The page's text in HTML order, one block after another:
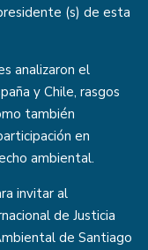
(s) de esta
analizaron el
y Chile, rasgos
también
en
ambiental.
invitar al
de Justicia
de Santiago